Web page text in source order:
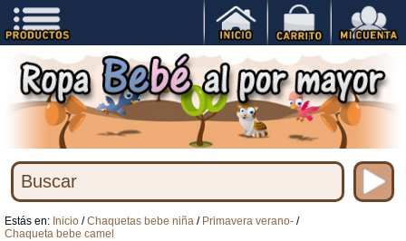
Estás en: Inicio /Chaquetas bebe niña / Primavera verano- /
Chaqueta bebe camel